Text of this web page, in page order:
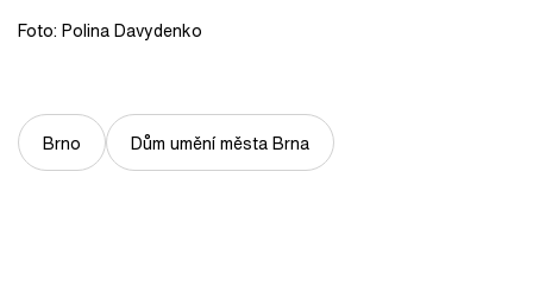
Foto: Polina Davydenko
Brno Dům umění města Brna